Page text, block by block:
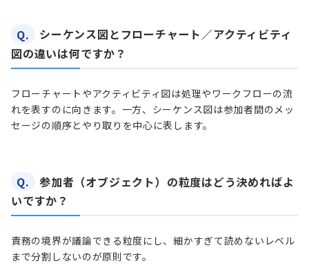
Q.
シーケンス図とフローチャート／アクティビティ
図の違いは何ですか？
フローチャートやアクティビティ図は処理やワークフローの流
れを表すのに向きます。一方、シーケンス図は参加者間のメッ
セージの順序とやり取りを中心に表します。
Q.
参加者（オブジェクト）の粒度はどう決めればよ
いですか？
責務の境界が議論できる粒度にし、細かすぎて読めないレベル
まで分割しないのが原則です。